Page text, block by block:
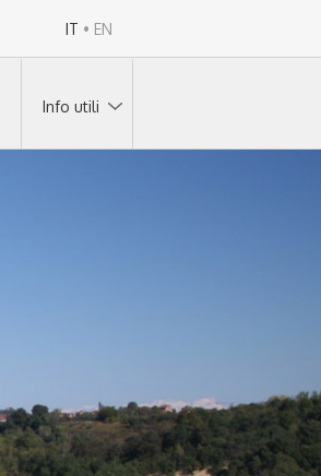
IT • EN
Info utili